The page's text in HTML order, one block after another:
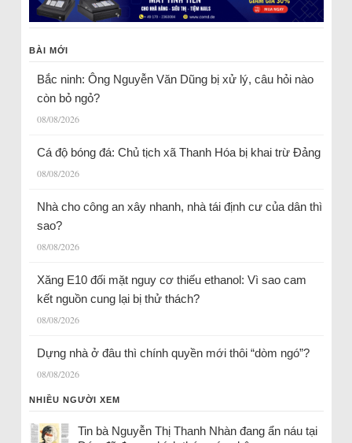
BÀI MỚI
Bắc ninh: Ông Nguyễn Văn Dũng bị xử lý, câu hỏi nào
còn bỏ ngỏ?
08/08/2026
Cá độ bóng đá: Chủ tịch xã Thanh Hóa bị khai trừ Đảng
08/08/2026
Nhà cho công an xây nhanh, nhà tái định cư của dân thì
sao?
08/08/2026
Xăng E10 đối mặt nguy cơ thiếu ethanol: Vì sao cam
kết nguồn cung lại bị thử thách?
08/08/2026
Dựng nhà ở đâu thì chính quyền mới thôi “dòm ngó”?
08/08/2026
NHIỀU NGƯỜI XEM
Tin bà Nguyễn Thị Thanh Nhàn đang ẩn náu tại